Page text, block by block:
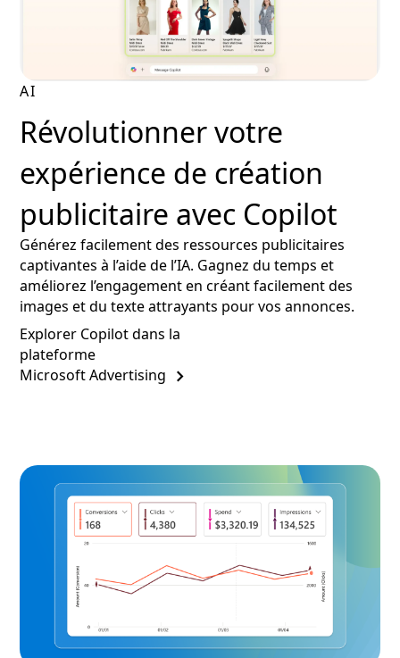
AI
Révolutionner votre
expérience de création
publicitaire avec Copilot
Générez facilement des ressources publicitaires
captivantes à l’aide de l’IA. Gagnez du temps et
améliorez l’engagement en créant facilement des
images et du texte attrayants pour vos annonces.
Explorer Copilot dans la
plateforme
Microsoft Advertising